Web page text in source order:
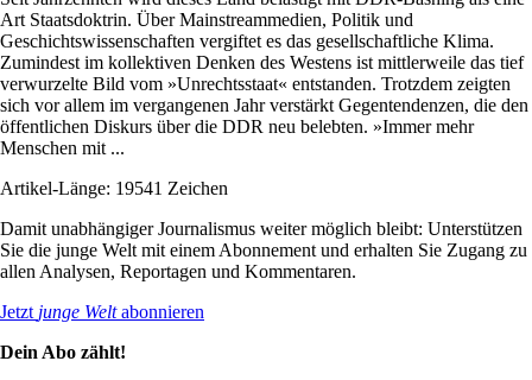
Art Staatsdoktrin. Über Mainstream­medien, Politik und
Geschichtswissenschaften vergiftet es das gesellschaftliche Klima.
Zumindest im kollektiven Denken des Westens ist mittlerweile das tief
verwurzelte Bild vom »Unrechtsstaat« entstanden. Trotzdem zeigten
sich vor allem im vergangenen Jahr verstärkt Gegentendenzen, die den
öffentlichen Diskurs über die DDR neu belebten. »Immer mehr
Menschen mit ...
Artikel-Länge: 19541 Zeichen
Damit unabhängiger Journalismus weiter möglich bleibt: Unterstützen
Sie die junge Welt mit einem Abonnement und erhalten Sie Zugang zu
allen Analysen, Reportagen und Kommentaren.
Jetzt junge Weltabonnieren
Dein Abo zählt!